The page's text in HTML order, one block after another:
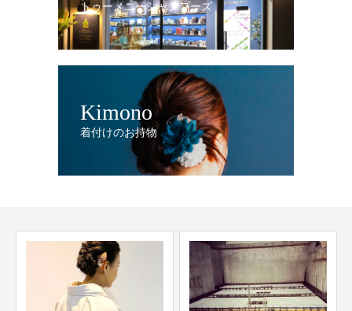
トゥーメニーシャンプーズ
Kimono
着付けのお持物